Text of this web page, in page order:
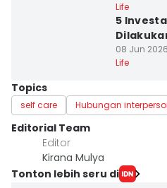
Life
5
08 Jun
Life
Topics
self care Hubungan
Editorial Team
Editor
Kirana Mulya
Tonton lebih seru di